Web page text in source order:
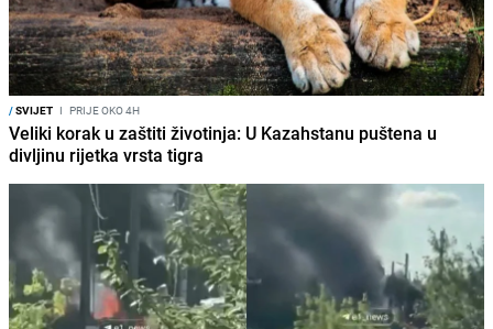
/SVIJET I PRIJE OKO 4H
Veliki korak u zaštiti životinja: U Kazahstanu puštena u
divljinu rijetka vrsta tigra